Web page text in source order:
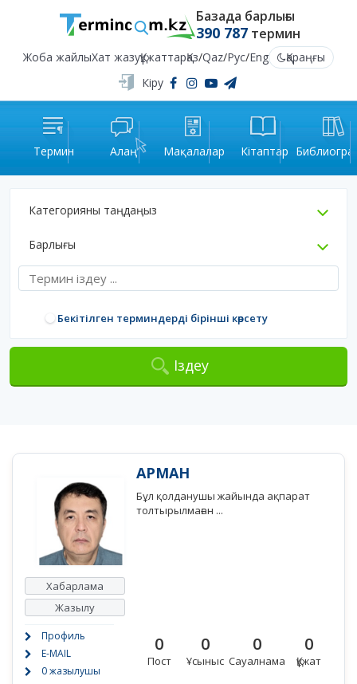
Базада барлығы
390 787термин
Жоба жайлыХат жазуҚұжаттарҚаз/Qaz/Рус/Eng
Қараңғы
Кіру
Термин Алаң Мақалалар Кітаптар
Категорияны таңдаңыз
Барлығы
Бекітілген терминдерді бірінші көрсету
Іздеу
Хабарлама
Жазылу
Профиль
E-MAIL
0 жазылушы
АРМАН
Бұл қолданушы жайында ақпарат
толтырылмаған ...
0
Пост
0
Ұсыныс
0
Сауалнама
0
Құжат